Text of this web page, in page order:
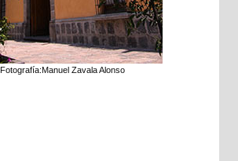
Fotografía:Manuel Zavala Alonso